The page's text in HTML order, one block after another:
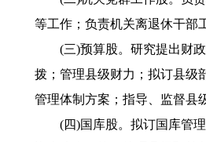
等工作；负责机关离退休干部
(三)预算股。研究提出财政
拨；管理县级财力；拟订县级
管理体制方案；指导、监督县
(四)国库股。拟订国库管理